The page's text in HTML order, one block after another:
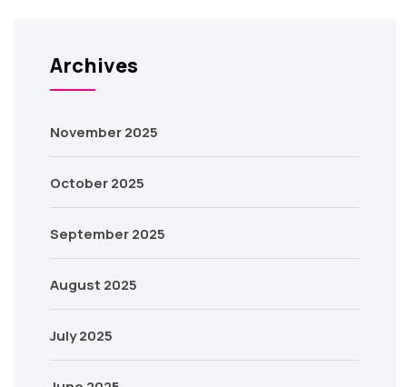
Archives
November 2025
October 2025
September 2025
August 2025
July 2025